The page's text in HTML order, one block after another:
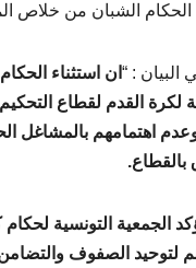
الحكام الشبان من خلاص
البيان : “ ان استثناء
لكرة القدم لقطاع
وعدم اهتمامهم بالمشاغل
بالقطاع.
الجمعية التونسية
لتوحيد الصفوف